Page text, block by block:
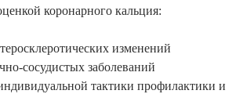
коронарного кальция:
изменений
сосудистых заболеваний
тактики профилактики и